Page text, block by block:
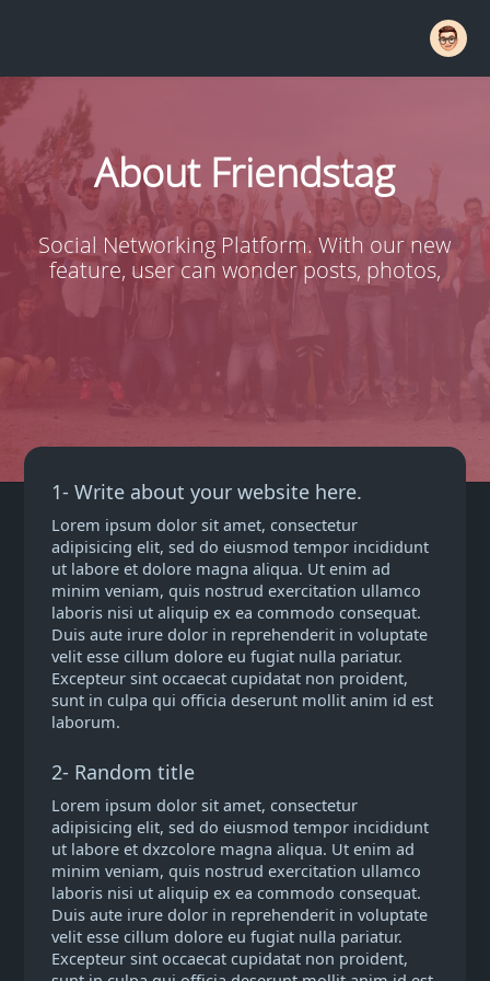
About Friendstag
Social Networking Platform. With our new
feature, user can wonder posts, photos,
1- Write about your website here.
Lorem ipsum dolor sit amet, consectetur
adipisicing elit, sed do eiusmod tempor incididunt
ut labore et dolore magna aliqua. Ut enim ad
minim veniam, quis nostrud exercitation ullamco
laboris nisi ut aliquip ex ea commodo consequat.
Duis aute irure dolor in reprehenderit in voluptate
velit esse cillum dolore eu fugiat nulla pariatur.
Excepteur sint occaecat cupidatat non proident,
sunt in culpa qui officia deserunt mollit anim id est
laborum.
2- Random title
Lorem ipsum dolor sit amet, consectetur
adipisicing elit, sed do eiusmod tempor incididunt
ut labore et dxzcolore magna aliqua. Ut enim ad
minim veniam, quis nostrud exercitation ullamco
laboris nisi ut aliquip ex ea commodo consequat.
Duis aute irure dolor in reprehenderit in voluptate
velit esse cillum dolore eu fugiat nulla pariatur.
Excepteur sint occaecat cupidatat non proident,